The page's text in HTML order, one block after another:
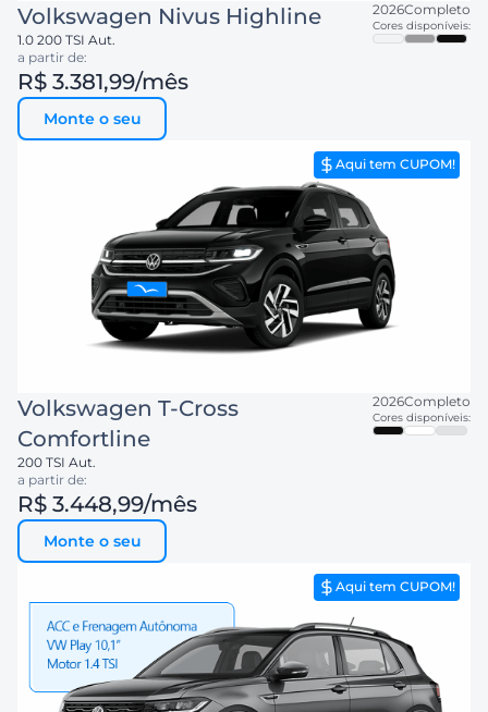
Volkswagen Nivus Highline
1.0 200 TSI Aut.
2026Completo
Cores disponíveis:
a partir de:
R$ 3.381,99/mês
Monte o seu
Aqui tem CUPOM!
Volkswagen T-Cross
Comfortline
200 TSI Aut.
2026Completo
Cores disponíveis:
a partir de:
R$ 3.448,99/mês
Monte o seu
Aqui tem CUPOM!